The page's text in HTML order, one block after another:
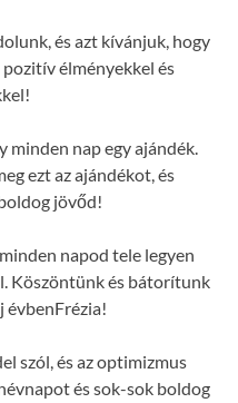
és azt kívánjuk, hogy
élményekkel és
minden nap egy ajándék.
ezt az ajándékot, és
jövőd!
napod tele legyen
Köszöntünk és bátorítunk
évbenFrézia!
szól, és az optimizmus
és sok-sok boldog